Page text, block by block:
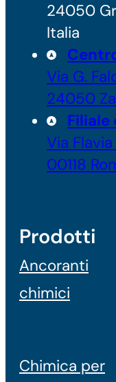
24050
Italia
Via G.
24050
Filiale
Via
00118
Prodotti
Ancoranti
chimici
Chimica per